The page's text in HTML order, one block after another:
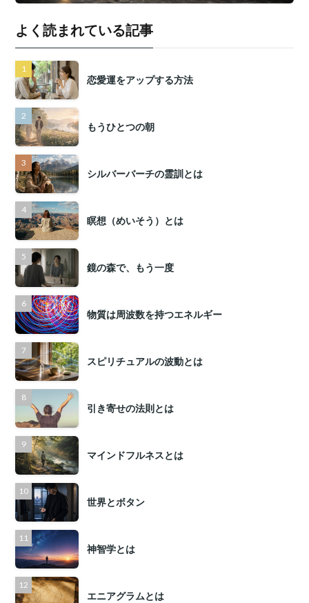
よく読まれている記事
恋愛運をアップする方法
もうひとつの朝
シルバーバーチの霊訓とは
瞑想（めいそう）とは
鏡の森で、もう一度
物質は周波数を持つエネルギー
スピリチュアルの波動とは
引き寄せの法則とは
マインドフルネスとは
世界とボタン
神智学とは
エニアグラムとは